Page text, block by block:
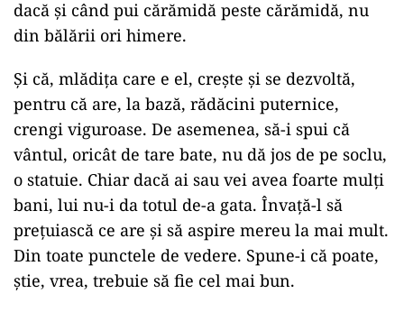
dacă şi când pui cărămidă peste cărămidă, nu
din bălării ori himere.
Şi că, mlădiţa care e el, creşte şi se dezvoltă,
pentru că are, la bază, rădăcini puternice,
crengi viguroase. De asemenea, să-i spui că
vântul, oricât de tare bate, nu dă jos de pe soclu,
o statuie. Chiar dacă ai sau vei avea foarte mulţi
bani, lui nu-i da totul de-a gata. Învaţă-l să
preţuiască ce are şi să aspire mereu la mai mult.
Din toate punctele de vedere. Spune-i că poate,
ştie, vrea, trebuie să fie cel mai bun.